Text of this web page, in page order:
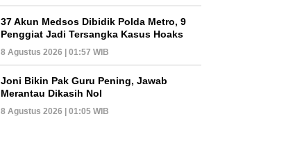
37 Akun Medsos Dibidik Polda Metro, 9
Penggiat Jadi Tersangka Kasus Hoaks
8 Agustus 2026 | 01:57 WIB
Joni Bikin Pak Guru Pening, Jawab
Merantau Dikasih Nol
8 Agustus 2026 | 01:05 WIB